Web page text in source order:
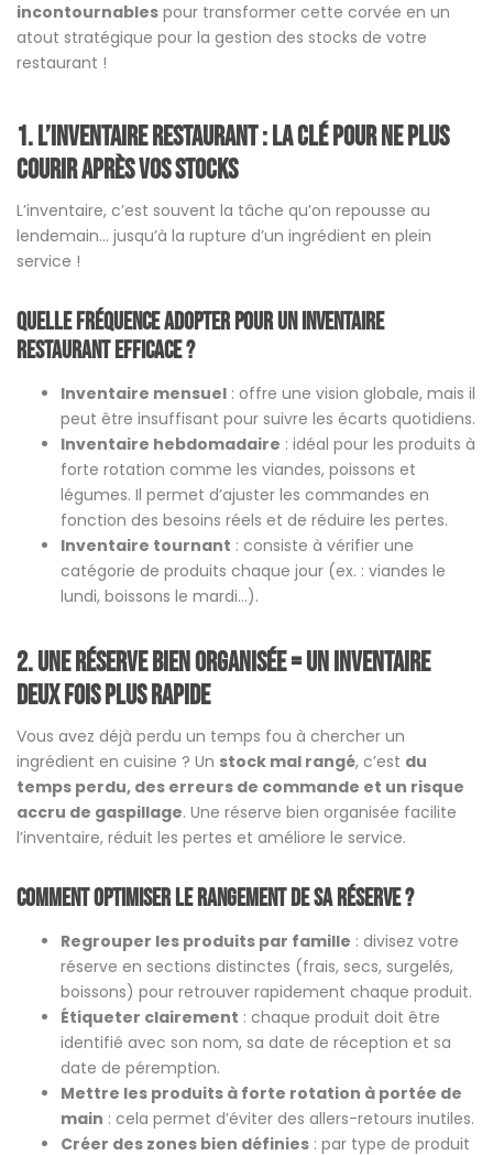
incontournables pour transformer cette corvée en un
atout stratégique pour la gestion des stocks de votre
restaurant !
1. L’inventaire restaurant : la clé pour ne plus
courir après vos stocks
L’inventaire, c’est souvent la tâche qu’on repousse au
lendemain… jusqu’à la rupture d’un ingrédient en plein
service !
Quelle fréquence adopter pour un inventaire
restaurant efficace ?
Inventaire mensuel : offre une vision globale, mais il
peut être insuffisant pour suivre les écarts quotidiens.
Inventaire hebdomadaire : idéal pour les produits à
forte rotation comme les viandes, poissons et
légumes. Il permet d’ajuster les commandes en
fonction des besoins réels et de réduire les pertes.
Inventaire tournant : consiste à vérifier une
catégorie de produits chaque jour (ex. : viandes le
lundi, boissons le mardi…).
2. Une réserve bien organisée = un inventaire
deux fois plus rapide
Vous avez déjà perdu un temps fou à chercher un
ingrédient en cuisine ? Un stock mal rangé, c’est du
temps perdu, des erreurs de commande et un risque
accru de gaspillage. Une réserve bien organisée facilite
l’inventaire, réduit les pertes et améliore le service.
Comment optimiser le rangement de sa réserve ?
Regrouper les produits par famille : divisez votre
réserve en sections distinctes (frais, secs, surgelés,
boissons) pour retrouver rapidement chaque produit.
Étiqueter clairement : chaque produit doit être
identifié avec son nom, sa date de réception et sa
date de péremption.
Mettre les produits à forte rotation à portée de
main : cela permet d’éviter des allers-retours inutiles.
Créer des zones bien définies : par type de produit